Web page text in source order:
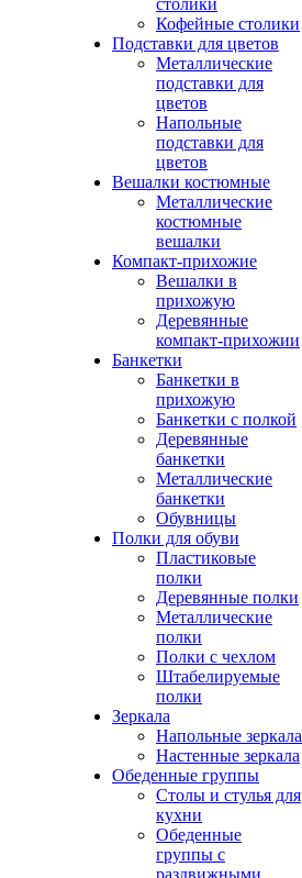
столики
Кофейные столики
Подставки для цветов
Металлические
подставки для
цветов
Напольные
подставки для
цветов
Вешалки костюмные
Металлические
костюмные
вешалки
Компакт-прихожие
Вешалки в
прихожую
Деревянные
компакт-прихожии
Банкетки
Банкетки в
прихожую
Банкетки с полкой
Деревянные
банкетки
Металлические
банкетки
Обувницы
Полки для обуви
Пластиковые
полки
Деревянные полки
Металлические
полки
Полки с чехлом
Штабелируемые
полки
Зеркала
Напольные зеркала
Настенные зеркала
Обеденные группы
Столы и стулья для
кухни
Обеденные
группы с
раздвижными